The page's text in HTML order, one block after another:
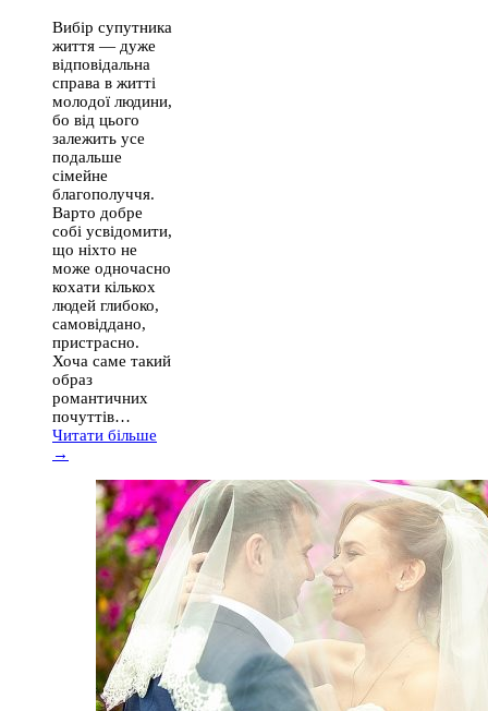
Вибір супутника
життя — дуже
відповідальна
справа в житті
молодої людини,
бо від цього
залежить усе
подальше
сімейне
благополуччя.
Варто добре
собі усвідомити,
що ніхто не
може одночасно
кохати кількох
людей глибоко,
самовіддано,
пристрасно.
Хоча саме такий
образ
романтичних
почуттів…
Читати більше
→